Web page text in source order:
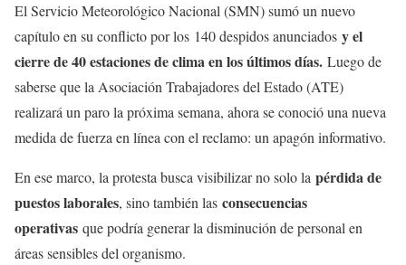
El Servicio Meteorológico Nacional (SMN) sumó un nuevo
capítulo en su conflicto por los 140 despidos anunciados y el
cierre de 40 estaciones de clima en los últimos días. Luego de
saberse que la Asociación Trabajadores del Estado (ATE)
realizará un paro la próxima semana, ahora se conoció una nueva
medida de fuerza en línea con el reclamo: un apagón informativo.
En ese marco, la protesta busca visibilizar no solo la pérdida de
puestos laborales, sino también las consecuencias
operativas que podría generar la disminución de personal en
áreas sensibles del organismo.